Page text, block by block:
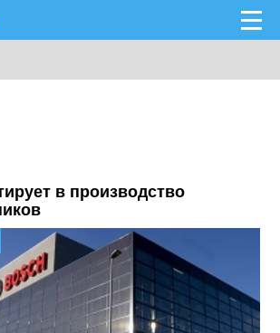
в производство